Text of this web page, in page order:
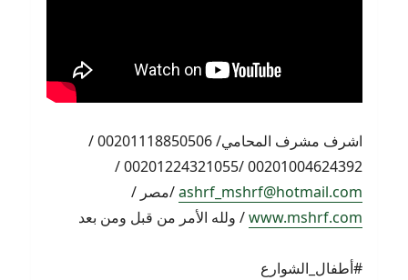
اشرف مشرف المحامي/ 00201118850506 /
00201004624392 /00201224321055 /
ashrf_mshrf@hotmail.com/مصر /
www.mshrf.com/ ولله الأمر من قبل ومن بعد
#أطفال_الشوارع